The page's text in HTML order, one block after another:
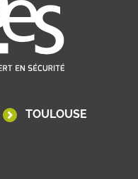
TOULOUSE